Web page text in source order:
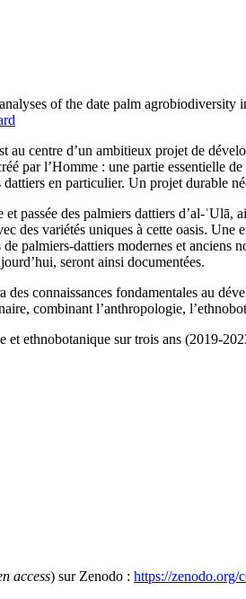
of the date palm agrobiodiversity
au centre d’un ambitieux projet de
par l’Homme : une partie essentielle
en particulier. Un projet durable
passée des palmiers dattiers d’al-
des variétés uniques à cette oasis.
palmiers-dattiers modernes et
seront ainsi documentées.
connaissances fondamentales au
combinant l’anthropologie,
et ethnobotanique sur trois ans (2019-
access) sur Zenodo : https://zenodo.org/